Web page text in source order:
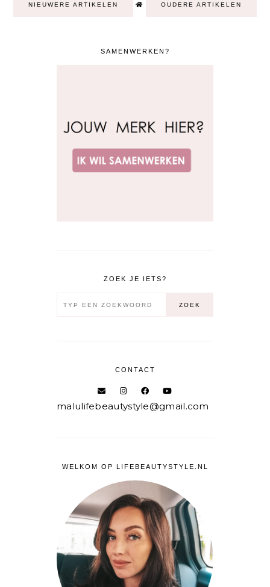
NIEUWERE ARTIKELEN OUDERE ARTIKELEN
SAMENWERKEN?
ZOEK JE IETS?
CONTACT
malulifebeautystyle@gmail.com
WELKOM OP LIFEBEAUTYSTYLE.NL